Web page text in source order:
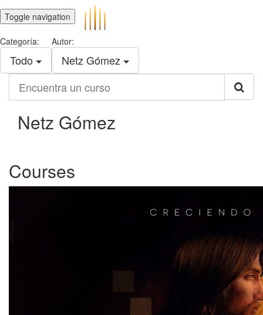
Toggle navigation
Categoría:
Todo
Autor:
Netz Gómez
curso
Netz Gómez
Courses